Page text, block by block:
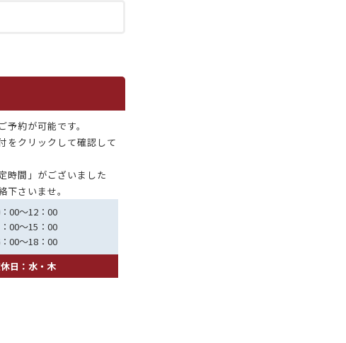
予約が可能です。
をクリックして確認して
時間」がございました
下さいませ。
00～12：00
00～15：00
00～18：00
日：水・木